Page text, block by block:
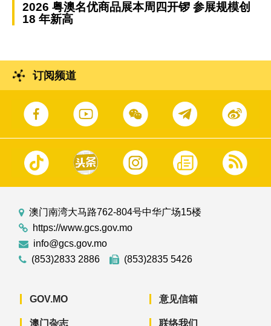
2026 粤澳名优商品展本周四开锣 参展规模创
18 年新高
订阅频道
澳门南湾大马路762-804号中华广场15楼
https://www.gcs.gov.mo
info@gcs.gov.mo
(853)2833 2886
(853)2835 5426
GOV.MO
澳门杂志
意见信箱
联络我们